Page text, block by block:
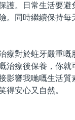
護。日常生活要
。同時繼續保持
對於蛀牙嚴重嘅
治療後保養，你
影響我哋嘅生活
得安心又自然。